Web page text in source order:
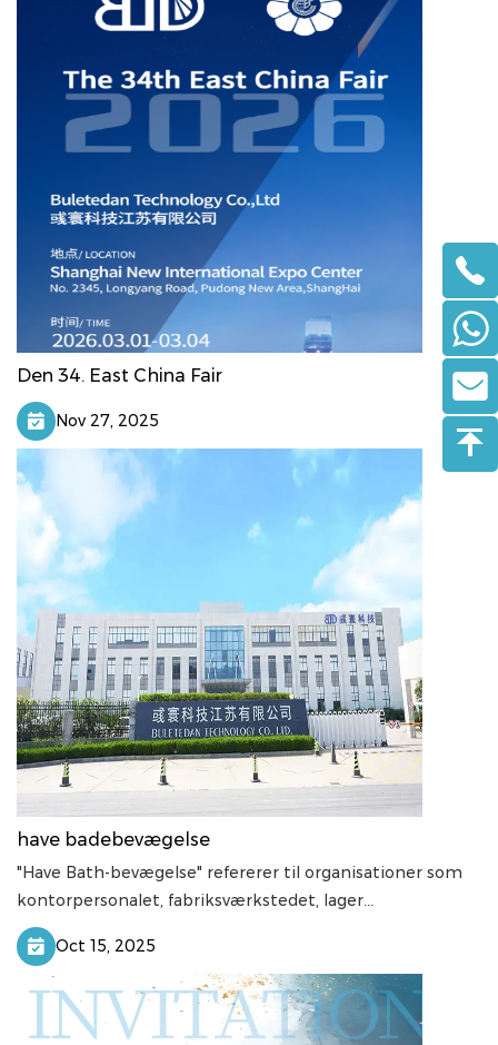
Den 34. East China Fair
Nov 27, 2025
have badebevægelse
"Have Bath-bevægelse" refererer til organisationer som
kontorpersonalet, fabriksværkstedet, lager...
Oct 15, 2025